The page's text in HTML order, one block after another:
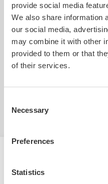
provide social media
We also share information
our social media,
may combine it with other
provided to them or that
of their services.
Selection
Necessary
Preferences
Statistics
Sendes innen
1 arbeidsdag
Størrelse
18 x 4 mm
Nei
Antall pr pakke
100 stk
Type produkt
Tilbehør
Utslipp co²